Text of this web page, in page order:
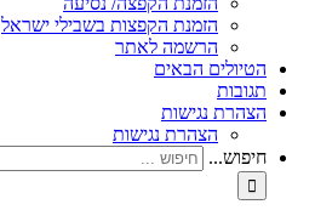
הזמנת הקפצות בשבילי ישראל
הרשמה לאתר
הטיולים הבאים
תגובות
הצהרת נגישות
הצהרת נגישות
חיפוש...